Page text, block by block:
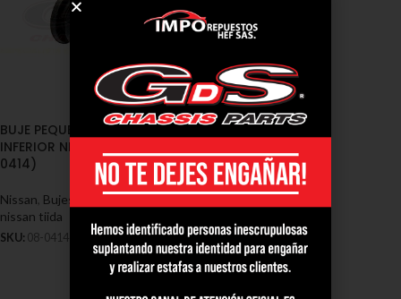
BUJE PEQUEÑO TIJERA
INFERIOR NISSAN TIIDA (08-
0414)
Nissan Bujes - Nissan,Bujes
nissan tiida
SKU: 08-0414